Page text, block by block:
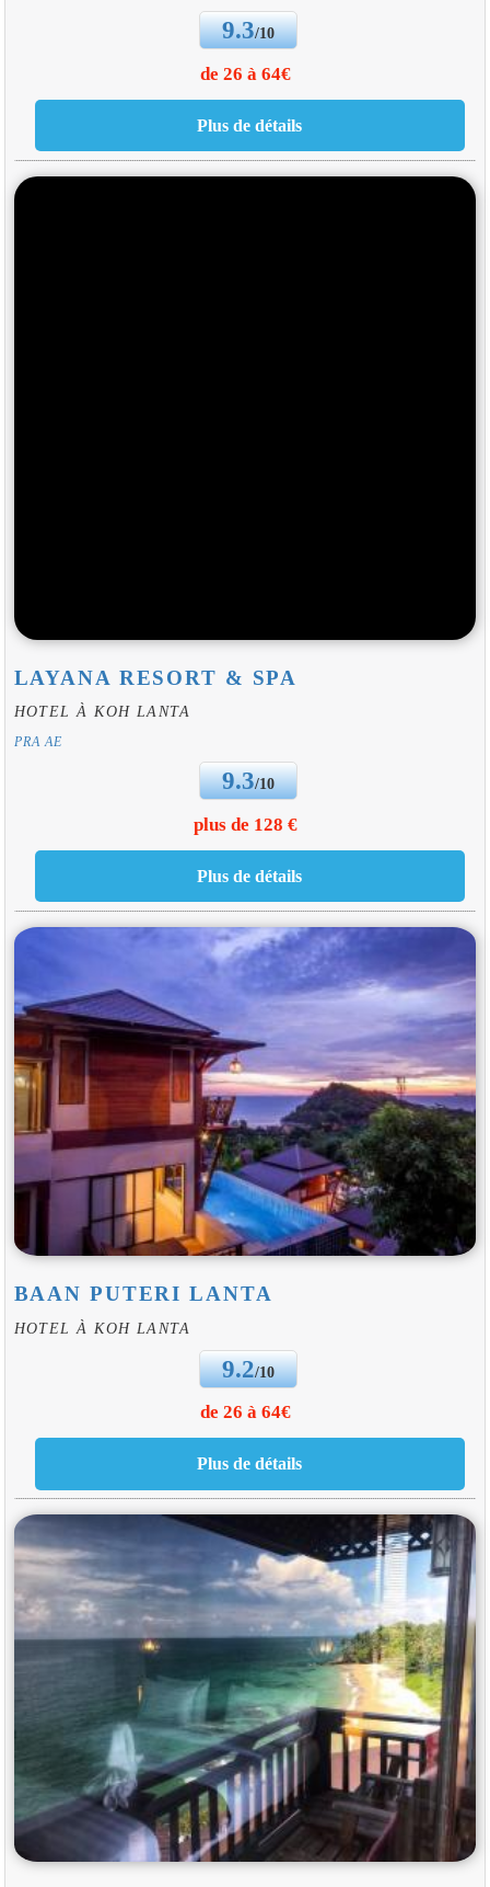
9.3/10
de 26 à 64€
LAYANA RESORT & SPA
HOTEL À KOH LANTA
PRA AE
9.3/10
plus de 128 €
BAAN PUTERI LANTA
HOTEL À KOH LANTA
9.2/10
de 26 à 64€